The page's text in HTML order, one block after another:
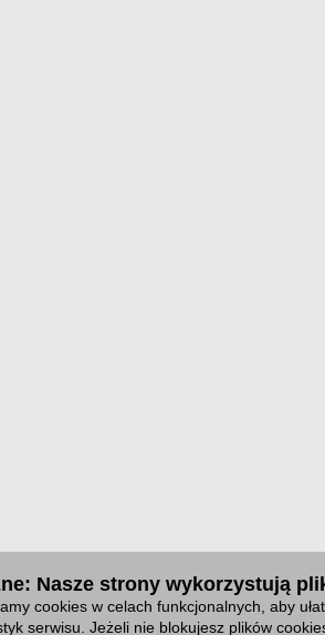
Nasze strony wykorzystują
cookies w celach funkcjonalnych, aby
serwisu. Jeżeli nie blokujesz plików